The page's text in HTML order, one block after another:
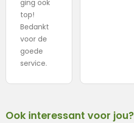
ging ook
top!
Bedankt
voor de
goede
service.
Ook interessant voor jou?